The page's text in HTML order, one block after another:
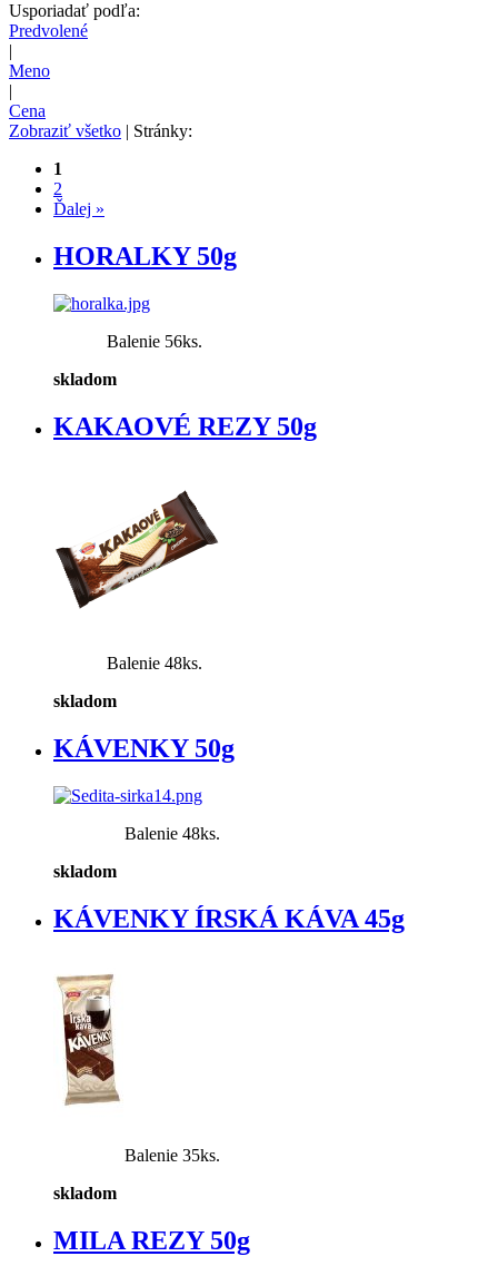
Usporiadať podľa:
Predvolené
Meno
Cena
Zobraziť všetko | Stránky:
1
2
Ďalej »
HORALKY 50g
Balenie 56ks.
skladom
KAKAOVÉ REZY 50g
Balenie 48ks.
skladom
KÁVENKY 50g
Balenie 48ks.
skladom
KÁVENKY ÍRSKÁ KÁVA 45g
Balenie 35ks.
skladom
MILA REZY 50g